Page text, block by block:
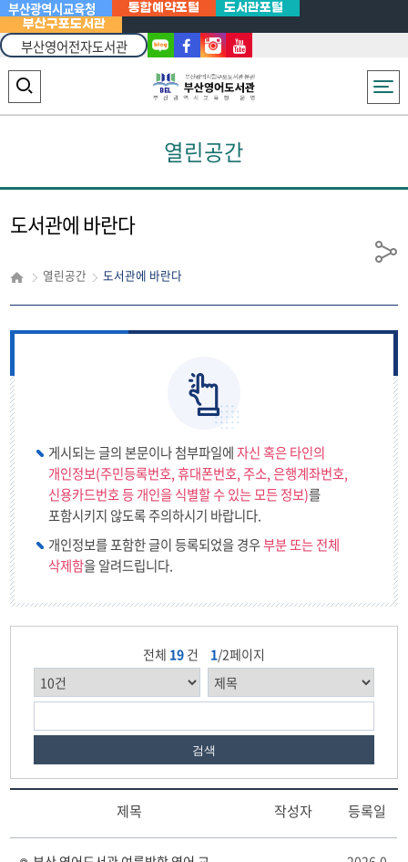
Powered
by
부산광역시교육청 통합예약포털
도서관포털
부산구포도서관
부산영어전자도서관
전체메뉴
검
색
역
열
열린공간
도서관에 바란다
열린공간 도서관에 바란다
공
게시되는 글의 본문이나 첨부파일에자신 혹은 타인의
개인정보(주민등록번호, 휴대폰번호, 주소, 은행계좌번호,
신용카드번호 등 개인을 식별할 수 있는 모든 정보)를
포함시키지 않도록 주의하시기 바랍니다.
개인정보를 포함한 글이 등록되었을 경우부분 또는 전체
삭제함을 알려드립니다.
전체 19 건 1/2페이지
검색
제목 작성자 등록일